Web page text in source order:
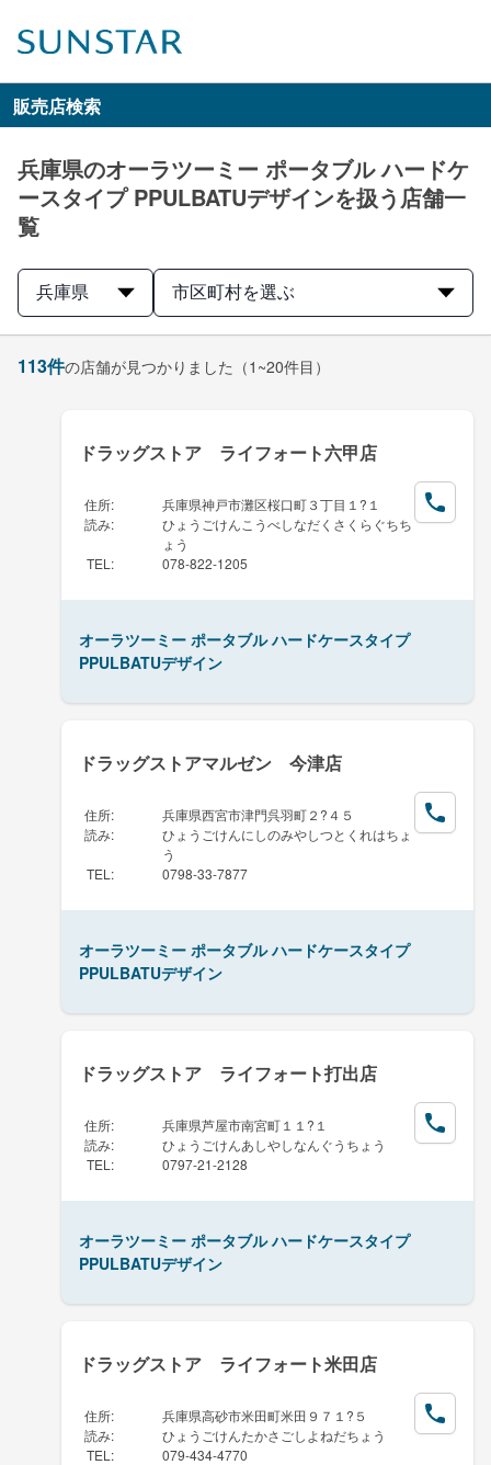
販売店検索
兵庫県のオーラツーミー ポータブル ハードケ
ースタイプ PPULBATUデザインを扱う店舗一
覧
兵庫県 市区町村を選ぶ
113件の店舗が見つかりました （1~20件目）
ドラッグストア ライフォート六甲店
住所:
兵庫県神戸市灘区桜口町３丁目１?１
読み:
ひょうごけんこうべしなだくさくらぐちち
ょう
TEL : 078-822-1205
オーラツーミー ポータブル ハードケースタイプ
PPULBATUデザイン
ドラッグストアマルゼン 今津店
住所:
兵庫県西宮市津門呉羽町２?４５
読み:
ひょうごけんにしのみやしつとくれはちょ
う
TEL : 0798-33-7877
オーラツーミー ポータブル ハードケースタイプ
PPULBATUデザイン
ドラッグストア ライフォート打出店
住所:
兵庫県芦屋市南宮町１１?１
読み:
ひょうごけんあしやしなんぐうちょう
TEL : 0797-21-2128
オーラツーミー ポータブル ハードケースタイプ
PPULBATUデザイン
ドラッグストア ライフォート米田店
住所:
兵庫県高砂市米田町米田９７１?５
読み:
ひょうごけんたかさごしよねだちょう
TEL : 079-434-4770